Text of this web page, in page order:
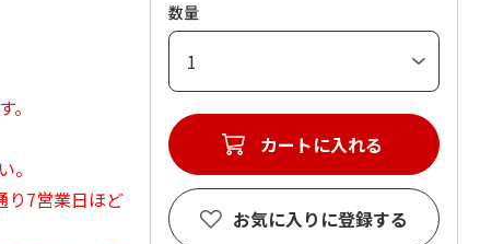
。
り7営業日ほど
数量
カートに入れる
お気に入りに登録する